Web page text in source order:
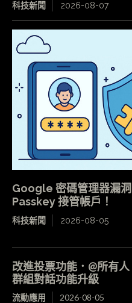
科技新聞 2026-08-07
Google 密碼管理器漏
Passkey 接管帳戶！
科技新聞 2026-08-05
改進投票功能．@所有
群組對話功能升級
流動應用 2026-08-05